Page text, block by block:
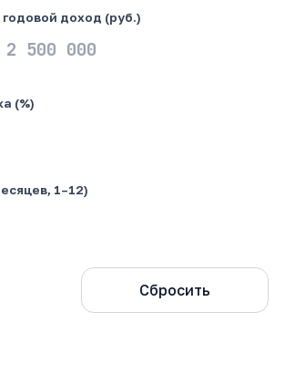
доход (руб.)
(%)
1–12)
Сбросить